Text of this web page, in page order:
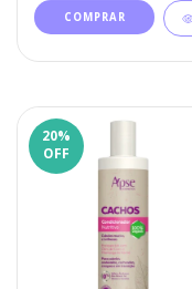
20%
OFF